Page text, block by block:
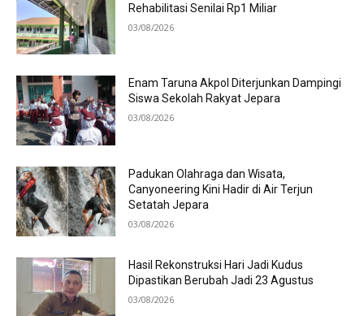
Rehabilitasi Senilai Rp1 Miliar
03/08/2026
Enam Taruna Akpol Diterjunkan Dampingi
Siswa Sekolah Rakyat Jepara
03/08/2026
Padukan Olahraga dan Wisata,
Canyoneering Kini Hadir di Air Terjun
Setatah Jepara
03/08/2026
Hasil Rekonstruksi Hari Jadi Kudus
Dipastikan Berubah Jadi 23 Agustus
03/08/2026